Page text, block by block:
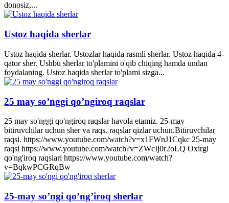
donosiz,...
Ustoz haqida sherlar
Ustoz haqida sherlar. Ustozlar haqida rasmli sherlar. Ustoz haqida 4-
qator sher. Ushbu sherlar to'plamini o'qib chiqing hamda undan
foydalaning. Ustoz haqida sherlar to'plami sizga...
25 may so’nggi qo’ngiroq raqslar
25 may so'nggi qo'ngiroq raqslar havola etamiz. 25-may
bitiruvchilar uchun sher va raqs. raqslar qizlar uchun.Bitiruvchilar
raqsi. https://www.youtube.com/watch?v=x1FWnJ1Cqkc 25-may
raqsi https://www.youtube.com/watch?v=ZWcIj0r2oLQ Oxirgi
qo'ng'iroq raqslari https://www.youtube.com/watch?
v=BqkwPCGRqBw
25-may so’ngi qo’ng’iroq sherlar